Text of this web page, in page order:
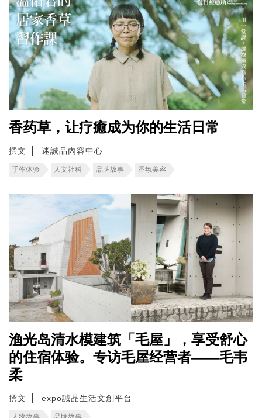
香药草，让疗癒成为你的生活日常
撰文 迷誠品內容中心
手作体验 人文社科 品牌故事 香氛美容
渔光岛清水模建筑「毛屋」，享受舒心
的住宿体验。专访毛屋经营者——毛韦
柔
撰文 expo誠品生活文創平台